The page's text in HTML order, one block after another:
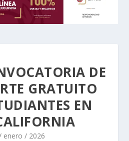
DE
GRATUITO
EN
enero / 2026